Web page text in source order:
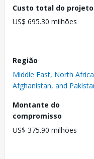
Custo total do projeto
US$ 695.30 milhões
Região
Middle East, North
Afghanistan, and
Montante do
compromisso
US$ 375.90 milhões